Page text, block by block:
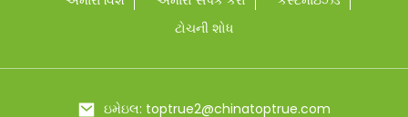
ટોચની શોધ
ઇમેઇલ: toptrue2@chinatoptrue.com